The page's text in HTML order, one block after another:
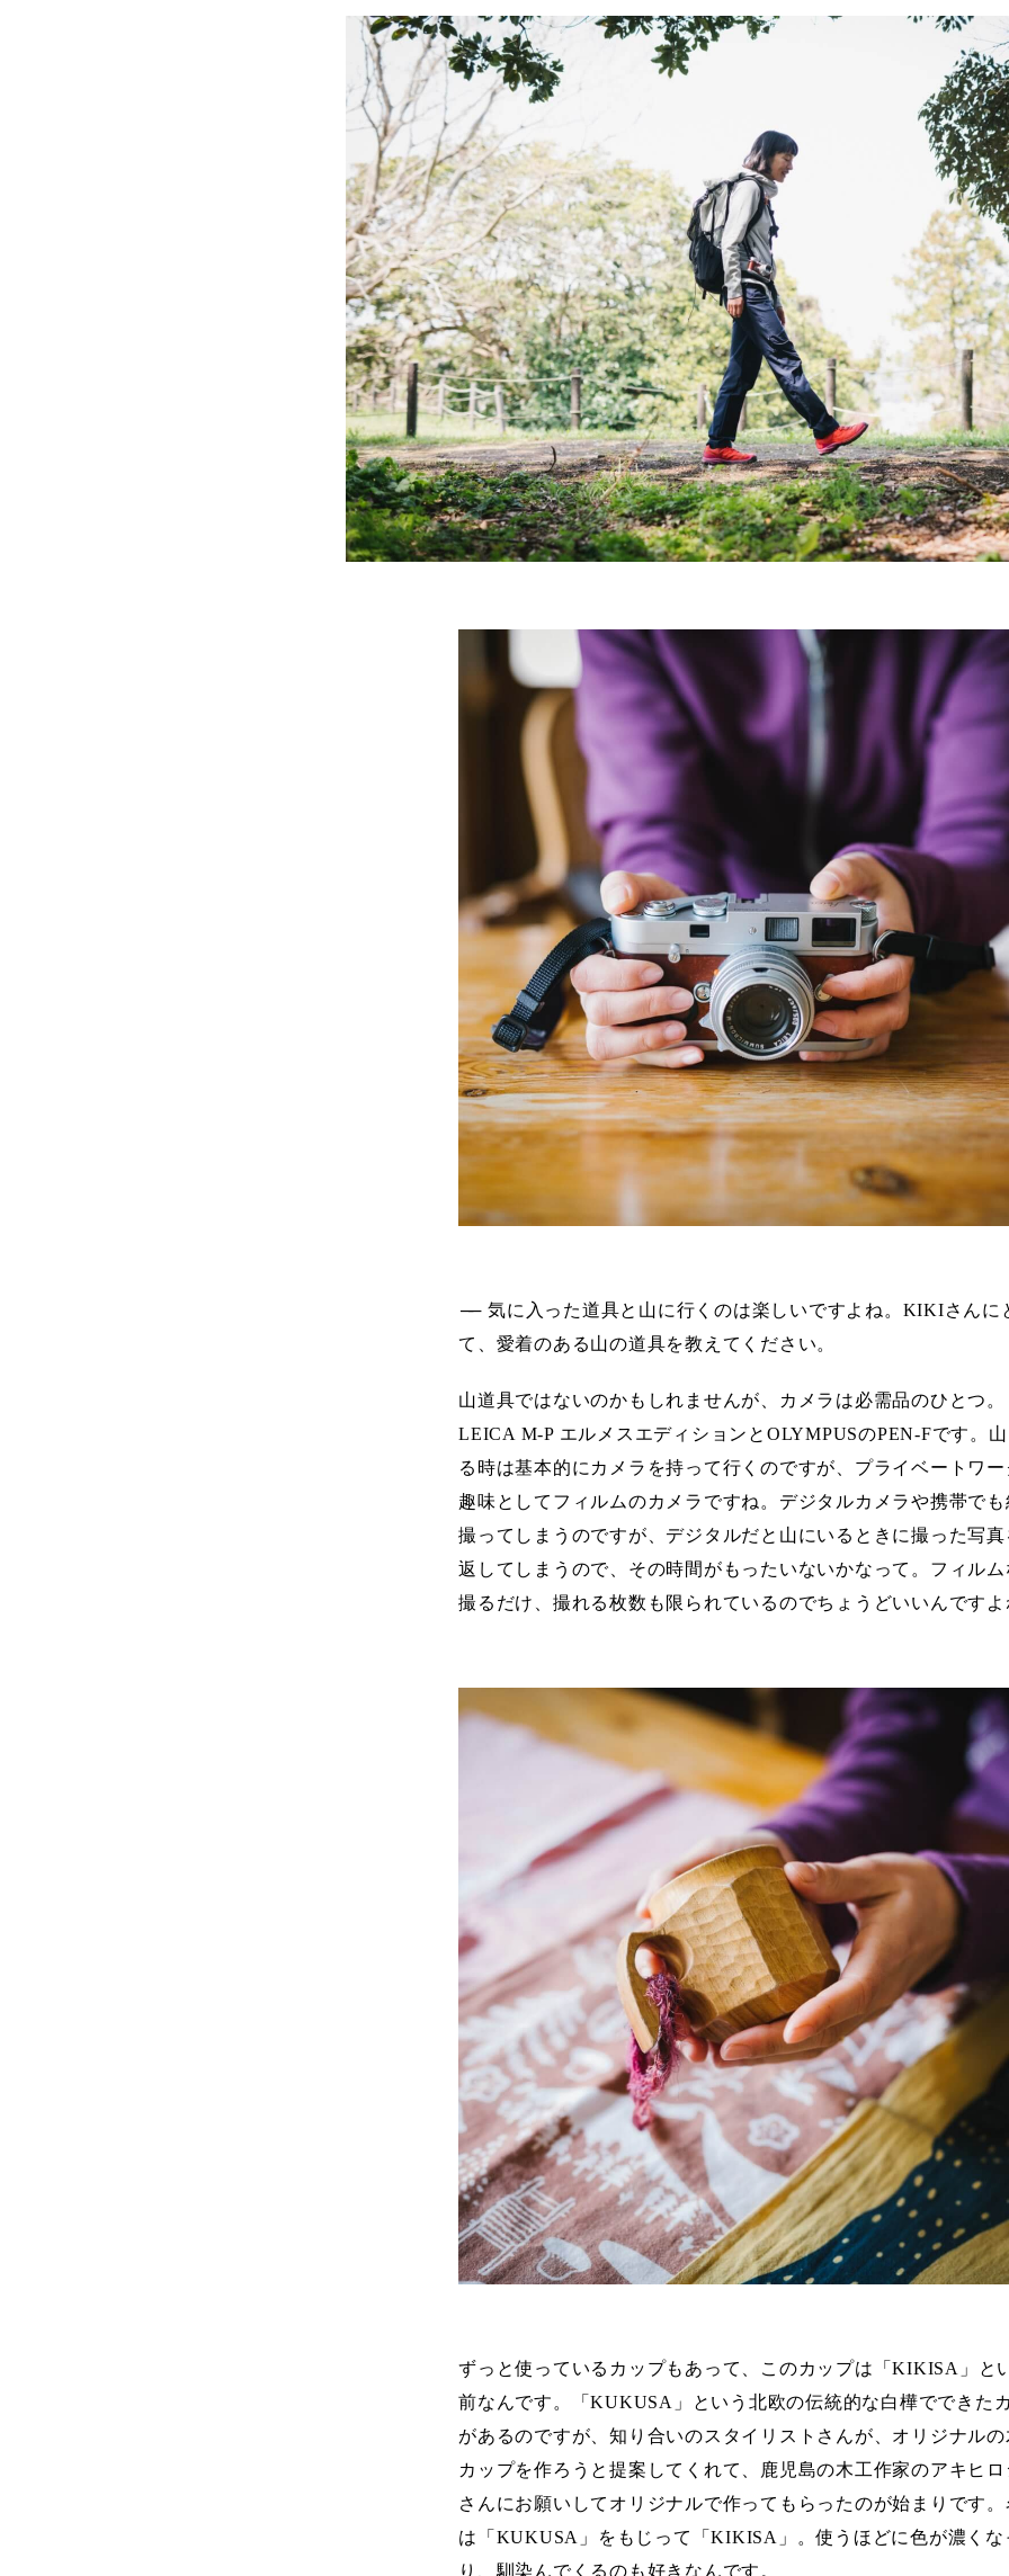
── 気に入った道具と山に行くのは楽しいですよね。KIKIさんに
て、愛着のある山の道具を教えてください。
山道具ではないのかもしれませんが、カメラは必需品のひとつ。
LEICA M-P エルメスエディションとOLYMPUSのPEN-Fです。
る時は基本的にカメラを持って行くのですが、プライベートワ
趣味としてフィルムのカメラですね。デジタルカメラや携帯で
撮ってしまうのですが、デジタルだと山にいるときに撮った写真
返してしまうので、その時間がもったいないかなって。フィルム
撮るだけ、撮れる枚数も限られているのでちょうどいいんですよ
ずっと使っているカップもあって、このカップは「KIKISA」と
前なんです。「KUKUSA」という北欧の伝統的な白樺でできた
があるのですが、知り合いのスタイリストさんが、オリジナル
カップを作ろうと提案してくれて、鹿児島の木工作家のアキヒ
さんにお願いしてオリジナルで作ってもらったのが始まりです
は「KUKUSA」をもじって「KIKISA」。使うほどに色が濃くな
り、馴染んでくるのも好きなんです。